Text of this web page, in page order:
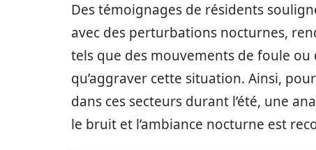
Des témoignages de résidents
avec des perturbations nocturnes,
tels que des mouvements de foule
qu’aggraver cette situation. Ainsi,
dans ces secteurs durant l’été, une
le bruit et l’ambiance nocturne est